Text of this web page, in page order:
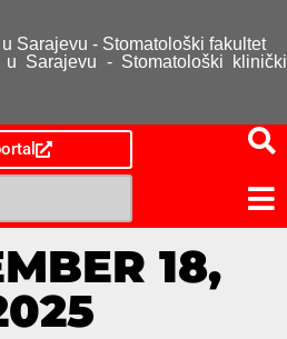
Sarajevu - Stomatološki fakultet
u Sarajevu - Stomatološki klinički
18,